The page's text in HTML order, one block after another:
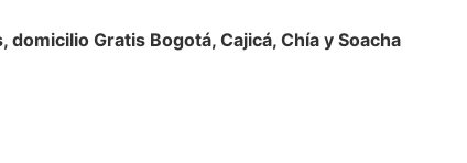
Gratis Bogotá, Cajicá, Chía y Soacha